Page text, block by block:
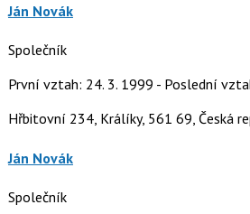
Ján Novák
Společník
První vztah: 24. 3. 1999 - Poslední
Hřbitovní 234, Králíky, 561 69, Česká
Ján Novák
Společník